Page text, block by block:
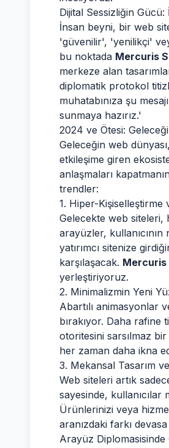
Dijital Sessizliğin
İnsan beyni, bir web
'güvenilir', 'yenilikçi'
bu noktada Mercuris
merkeze alan
diplomatik protokol
muhatabınıza şu
sunmaya hazırız.'
2024 ve Ötesi:
Geleceğin web
etkileşime giren
anlaşmaları
trendler:
1. Hiper-
Gelecekte web siteleri,
arayüzler,
yatırımcı sitenize
karşılaşacak. Mercuris
yerleştiriyoruz.
2. Minimalizmin Yeni
Abartılı animasyonlar
bırakıyor. Daha rafine
otoritesini sarsılmaz
her zaman daha ikna
3. Mekansal Tasarım
Web siteleri artık
sayesinde,
Ürünlerinizi veya
aranızdaki farkı
Arayüz